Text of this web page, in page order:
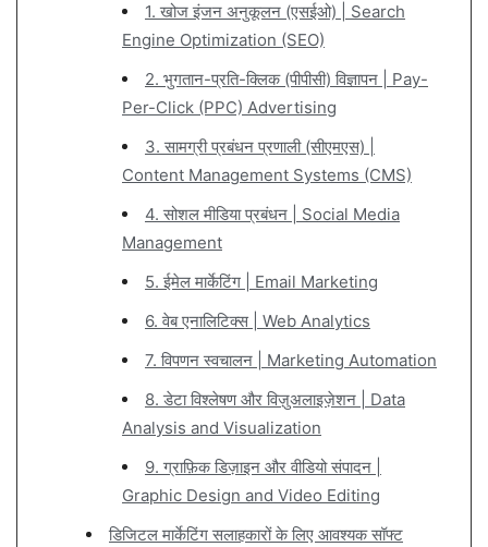
1. खोज इंजन अनुकूलन (एसईओ) | Search
Engine Optimization (SEO)
2. भुगतान-प्रति-क्लिक (पीपीसी) विज्ञापन | Pay-
Per-Click (PPC) Advertising
3. सामग्री प्रबंधन प्रणाली (सीएमएस) |
Content Management Systems (CMS)
4. सोशल मीडिया प्रबंधन | Social Media
Management
5. ईमेल मार्केटिंग | Email Marketing
6. वेब एनालिटिक्स | Web Analytics
7. विपणन स्वचालन | Marketing Automation
8. डेटा विश्लेषण और विज़ुअलाइज़ेशन | Data
Analysis and Visualization
9. ग्राफ़िक डिज़ाइन और वीडियो संपादन |
Graphic Design and Video Editing
डिजिटल मार्केटिंग सलाहकारों के लिए आवश्यक सॉफ्ट